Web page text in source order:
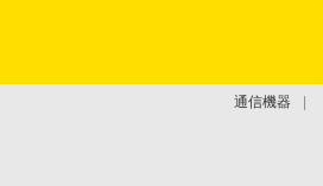
通信機器